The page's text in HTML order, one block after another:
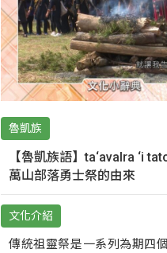
魯凱族
【魯凱族語】ta‘avalra ‘i
萬山部落勇士祭的由來
文化介紹
傳統祖靈祭是一系列為期四